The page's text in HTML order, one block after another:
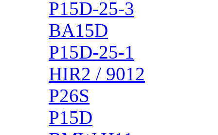
P15D-25-3
BA15D
P15D-25-1
HIR2 / 9012
P26S
P15D